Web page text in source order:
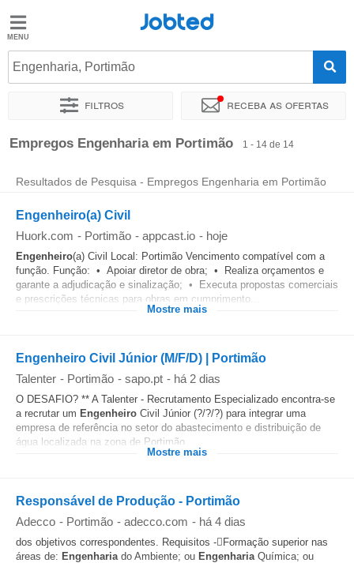
Jobted
Empregos
Salários
Jobted
Engenharia, Portimão
Filtros Receba as ofertas
Ordenar por Localidade exata Empresa Agência de
Empregos Engenharia em Portimão 1 - 14 de 14
Resultados de Pesquisa - Empregos Engenharia em Portimão
Engenheiro(a) Civil
Huork.com - Portimão - appcast.io - hoje
Engenheiro(a) Civil Local: Portimão Vencimento compatível com a
função. Função: • Apoiar diretor de obra; • Realiza orçamentos e
garante a adjudicação e sinalização; • Executa propostas comerciais
e prescrições técnicas para obras em cumprimento...
Mostre mais
Engenheiro Civil Júnior (M/F/D) | Portimão
Talenter - Portimão - sapo.pt - há 2 dias
O DESAFIO? ** A Talenter - Recrutamento Especializado encontra-se
a recrutar um Engenheiro Civil Júnior (?/?/?) para integrar uma
empresa de referência no setor do abastecimento e distribuição de
água localizada na zona de Portimão...
Mostre mais
Responsável de Produção - Portimão
Adecco - Portimão - adecco.com - há 4 dias
dos objetivos correspondentes. Requisitos -Formação superior nas
áreas de: Engenhariado Ambiente; ou EngenhariaQuímica; ou